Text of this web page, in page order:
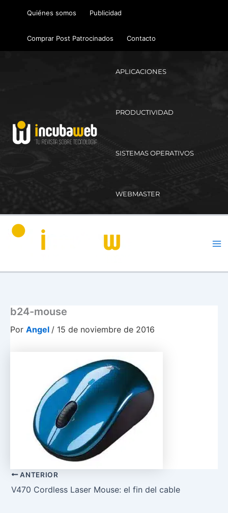
Quiénes somos Publicidad
Comprar Post Patrocinados Contacto
APLICACIONES
PRODUCTIVIDAD
SISTEMAS OPERATIVOS
WEBMASTER
b24-mouse
Por Angel / 15 de noviembre de 2016
ANTERIOR
V470 Cordless Laser Mouse: el fin del cable